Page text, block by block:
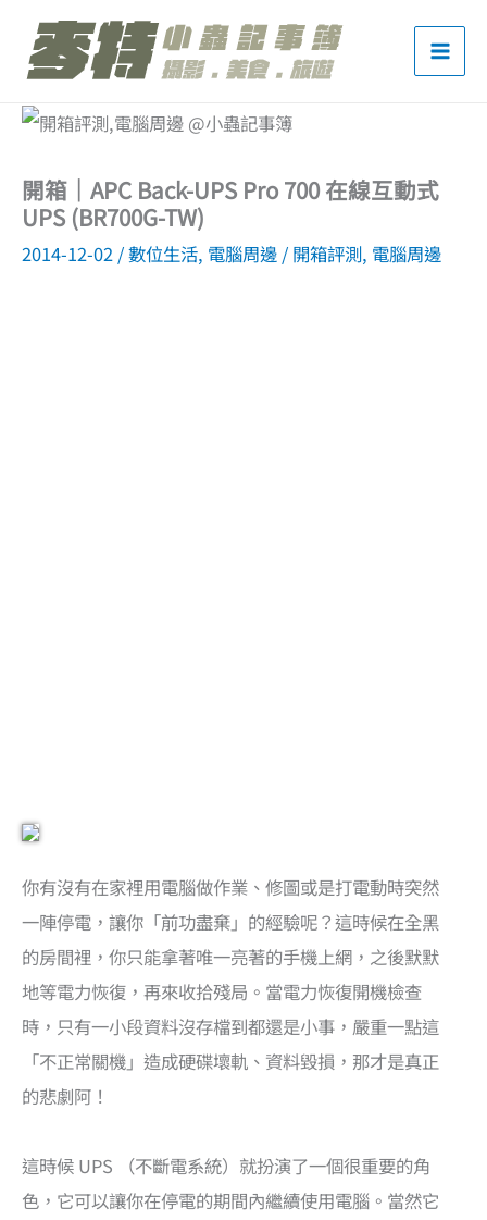
開箱｜APC Back-UPS Pro 700 在線互動式
UPS (BR700G-TW)
2014-12-02 /數位生活, 電腦周邊 / 開箱評測, 電腦周邊
你有沒有在家裡用電腦做作業、修圖或是打電動時突然
一陣停電，讓你「前功盡棄」的經驗呢？這時候在全黑
的房間裡，你只能拿著唯一亮著的手機上網，之後默默
地等電力恢復，再來收拾殘局。當電力恢復開機檢查
時，只有一小段資料沒存檔到都還是小事，嚴重一點這
「不正常關機」造成硬碟壞軌、資料毀損，那才是真正
的悲劇阿！
這時候 UPS （不斷電系統）就扮演了一個很重要的角
色，它可以讓你在停電的期間內繼續使用電腦。當然它